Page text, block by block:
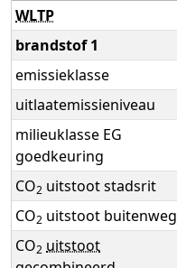
WLTP
brandstof 1
emissieklasse
uitlaatemissieniveau
milieuklasse EG
goedkeuring
CO2 uitstoot stadsrit
CO2 uitstoot buitenweg
CO2 uitstoot